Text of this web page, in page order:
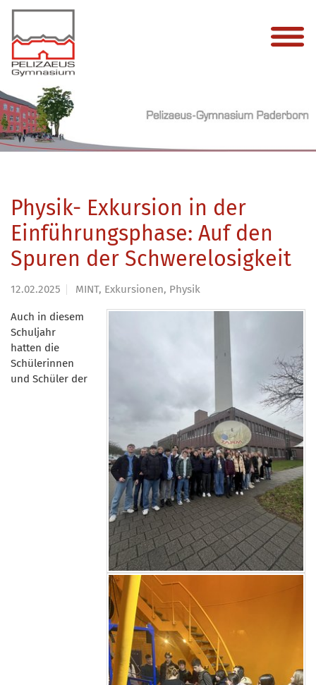
Physik- Exkursion in der
Einführungsphase: Auf den
Spuren der Schwerelosigkeit
12.02.2025 MINT, Exkursionen, Physik
Auch in diesem
Schuljahr
hatten die
Schülerinnen
und Schüler der